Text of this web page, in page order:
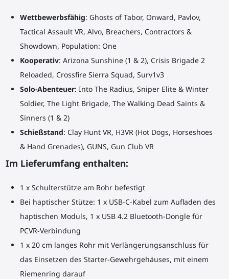
Wettbewerbsfähig: Ghosts of Tabor, Onward, Pavlov,
Tactical Assault VR, Alvo, Breachers, Contractors &
Showdown, Population: One
Kooperativ: Arizona Sunshine (1 & 2), Crisis Brigade 2
Reloaded, Crossfire Sierra Squad, Surv1v3
Solo-Abenteuer: Into The Radius, Sniper Elite & Winter
Soldier, The Light Brigade, The Walking Dead Saints &
Sinners (1 & 2)
Schießstand: Clay Hunt VR, H3VR (Hot Dogs, Horseshoes
& Hand Grenades), GUNS, Gun Club VR
Im Lieferumfang enthalten:
1 x Schulterstütze am Rohr befestigt
Bei haptischer Stütze: 1 x USB-C-Kabel zum Aufladen des
haptischen Moduls, 1 x USB 4.2 Bluetooth-Dongle für
PCVR-Verbindung
1 x 20 cm langes Rohr mit Verlängerungsanschluss für
das Einsetzen des Starter-Gewehrgehäuses, mit einem
Riemenring darauf